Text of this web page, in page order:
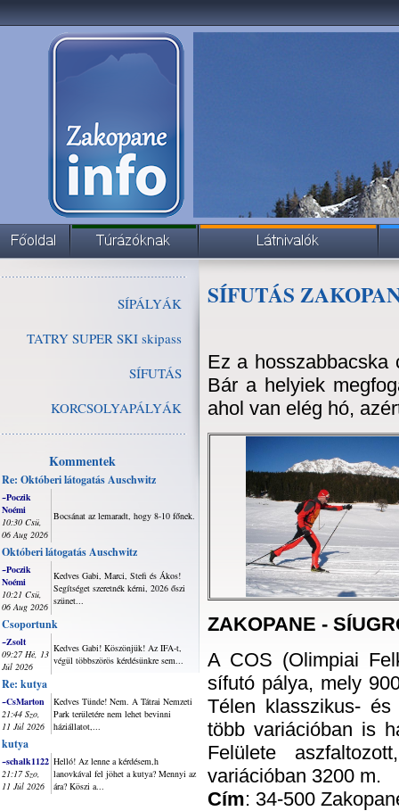
SÍPÁLYÁK
TATRY SUPER SKI skipass
SÍFUTÁS
KORCSOLYAPÁLYÁK
Kommentek
Re: Októberi látogatás Auschwitz
~Poczik
Noémi
10:30 Csü,
06 Aug 2026
Bocsánat az lemaradt, hogy 8-10 főnek.
Októberi látogatás Auschwitz
~Poczik
Noémi
10:21 Csü,
06 Aug 2026
Kedves Gabi, Marci, Stefi és Ákos!
Segítséget szeretnék kérni, 2026 őszi
szünet...
Csoportunk
~Zsolt
09:27 Hé, 13
Júl 2026
Kedves Gabi! Köszönjük! Az IFA-t,
végül többszörös kérdésünkre sem...
Re: kutya
~CsMarton
21:44 Szo,
11 Júl 2026
Kedves Tünde! Nem. A Tátrai Nemzeti
Park területére nem lehet bevinni
háziállatot,...
kutya
~schalk1122
21:17 Szo,
11 Júl 2026
Helló! Az lenne a kérdésem,h
lanovkával fel jöhet a kutya? Mennyi az
ára? Köszi a...
SÍFUTÁS
Ez a hosszabbacska
Bár a helyiek
ahol van elég hó,
ZAKOPANE -
A COS (Olimpiai
sífutó pálya, mely
Télen klasszikus-
több variációban is
Felülete
variációban 3200 m.
Cím: 34-500